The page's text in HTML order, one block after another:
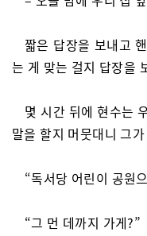
짧은 답장을 보내고
는 게 맞는 걸지 답장을
몇 시간 뒤에 현수는
말을 할지 머뭇대니 그
“독서당 어린이 공원
“그 먼 데까지 가게?”